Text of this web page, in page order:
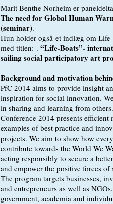
Marit Benthe Norheim er
The need for Global Human
(seminar).
Hun holder også et indlæg om Life-
med titlen: . “Life-Boats”-
sailing social participatory art
Background and motivation
PfC 2014 aims to provide insight and
inspiration for social innovation. We
in sharing and learning from others.
Conference 2014 presents efficient
examples of best practice and
projects. We aim to show how
contribute towards the World We
acting responsibly to secure a better
and empower the positive forces of
The program targets businesses,
and entrepreneurs as well as NGOs,
government, academia and